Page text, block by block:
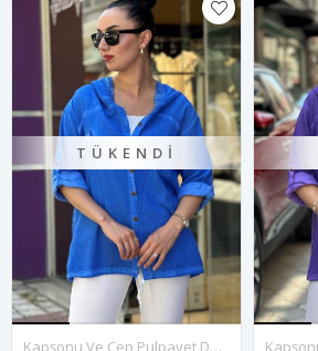
TÜKENDI
Kapşonu Ve Cep Pulpayet Detay Keten Gömlek-Mavi